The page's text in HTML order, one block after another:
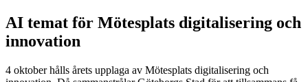
AI temat för Mötesplats digitalisering och
innovation
4 oktober hålls årets upplaga av Mötesplats digitalisering och